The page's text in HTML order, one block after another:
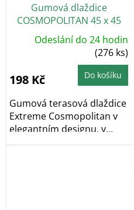
Gumová dlaždice
COSMOPOLITAN 45 x 45
cm, antracit, zesílená 2,5
cm
Odeslání do 24 hodin
(276 ks)
198 Kč Do košíku
Gumová terasová dlaždice
Extreme Cosmopolitan v
elegantním designu, v
antracitové...